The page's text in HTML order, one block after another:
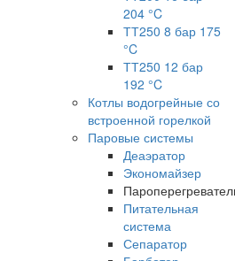
204 °C
ТТ250 8 бар 175
°C
ТТ250 12 бар
192 °C
Котлы водогрейные со
встроенной горелкой
Паровые системы
Деаэратор
Экономайзер
Питательная
система
Сепаратор